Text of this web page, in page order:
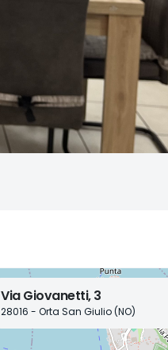
Via Giovanetti, 3
28016 - Orta San Giulio (NO)